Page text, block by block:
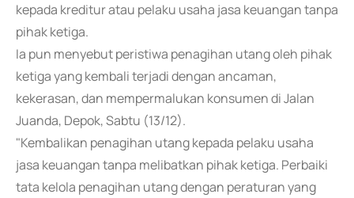
kepada kreditur atau pelaku usaha jasa keuangan tanpa
pihak ketiga.
Ia pun menyebut peristiwa penagihan utang oleh pihak
ketiga yang kembali terjadi dengan ancaman,
kekerasan, dan mempermalukan konsumen di Jalan
Juanda, Depok, Sabtu (13/12).
"Kembalikan penagihan utang kepada pelaku usaha
jasa keuangan tanpa melibatkan pihak ketiga. Perbaiki
tata kelola penagihan utang dengan peraturan yang